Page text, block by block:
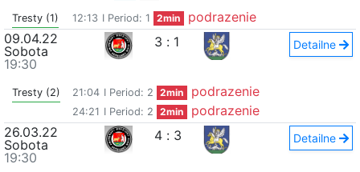
Tresty (1) 12:13 I Period: 1 2min
podrazenie
09.04.22
Sobota
19:30
3 : 1 Detailne
Tresty (2) 21:04 I Period: 2 2min podrazenie
24:21 I Period: 2 2min
podrazenie
26.03.22
Sobota
19:30
4 : 3 Detailne